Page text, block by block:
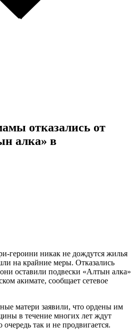
отказались от
алка» в
никак не дождутся жилья
на крайние меры. Отказались
оставили подвески «Алтын алка»
акимате, сообщает сетевое
матери заявили, что ордены им
в течение многих лет ждут
очередь так и не продвигается.